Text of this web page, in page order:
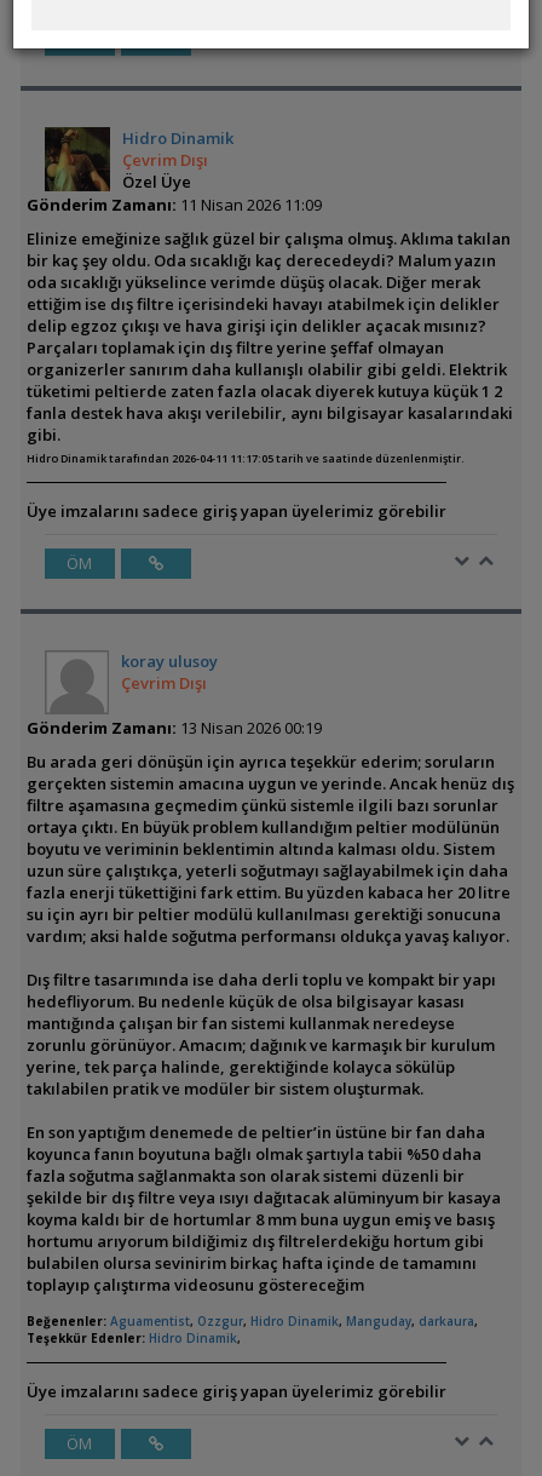
Hidro Dinamik
Çevrim Dışı
Özel Üye
Gönderim Zamanı: 11 Nisan 2026 11:09
Elinize emeğinize sağlık güzel bir çalışma olmuş. Aklıma takılan
bir kaç şey oldu. Oda sıcaklığı kaç derecedeydi? Malum yazın
oda sıcaklığı yükselince verimde düşüş olacak. Diğer merak
ettiğim ise dış filtre içerisindeki havayı atabilmek için delikler
delip egzoz çıkışı ve hava girişi için delikler açacak mısınız?
Parçaları toplamak için dış filtre yerine şeffaf olmayan
organizerler sanırım daha kullanışlı olabilir gibi geldi. Elektrik
tüketimi peltierde zaten fazla olacak diyerek kutuya küçük 1 2
fanla destek hava akışı verilebilir, aynı bilgisayar kasalarındaki
gibi.
Hidro Dinamik tarafından 2026-04-11 11:17:05 tarih ve saatinde düzenlenmiştir.
Üye imzalarını sadece giriş yapan üyelerimiz görebilir
ÖM
koray ulusoy
Çevrim Dışı
Gönderim Zamanı: 13 Nisan 2026 00:19
Bu arada geri dönüşün için ayrıca teşekkür ederim; soruların
gerçekten sistemin amacına uygun ve yerinde. Ancak henüz dış
filtre aşamasına geçmedim çünkü sistemle ilgili bazı sorunlar
ortaya çıktı. En büyük problem kullandığım peltier modülünün
boyutu ve veriminin beklentimin altında kalması oldu. Sistem
uzun süre çalıştıkça, yeterli soğutmayı sağlayabilmek için daha
fazla enerji tükettiğini fark ettim. Bu yüzden kabaca her 20 litre
su için ayrı bir peltier modülü kullanılması gerektiği sonucuna
vardım; aksi halde soğutma performansı oldukça yavaş kalıyor.
Dış filtre tasarımında ise daha derli toplu ve kompakt bir yapı
hedefliyorum. Bu nedenle küçük de olsa bilgisayar kasası
mantığında çalışan bir fan sistemi kullanmak neredeyse
zorunlu görünüyor. Amacım; dağınık ve karmaşık bir kurulum
yerine, tek parça halinde, gerektiğinde kolayca sökülüp
takılabilen pratik ve modüler bir sistem oluşturmak.
En son yaptığım denemede de peltier’in üstüne bir fan daha
koyunca fanın boyutuna bağlı olmak şartıyla tabii %50 daha
fazla soğutma sağlanmakta son olarak sistemi düzenli bir
şekilde bir dış filtre veya ısıyı dağıtacak alüminyum bir kasaya
koyma kaldı bir de hortumlar 8 mm buna uygun emiş ve basış
hortumu arıyorum bildiğimiz dış filtrelerdekiğu hortum gibi
bulabilen olursa sevinirim birkaç hafta içinde de tamamını
toplayıp çalıştırma videosunu göstereceğim
Beğenenler: Aguamentist, Ozzgur, Hidro Dinamik, Manguday, darkaura,
Teşekkür Edenler: Hidro Dinamik,
Üye imzalarını sadece giriş yapan üyelerimiz görebilir
ÖM